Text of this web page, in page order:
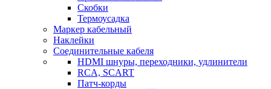
Скобки
Термоусадка
Маркер кабельный
Наклейки
Соединительные кабеля
HDMI шнуры, переходники, удлинители
RCA, SCART
Патч-корды